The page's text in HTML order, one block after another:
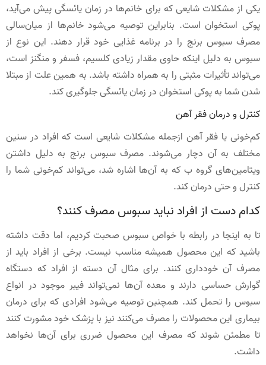
یکی از مشکلات شایعی که برای خانم‌ها در زمان یائسگی پیش می‌آید،
پوکی استخوان است. بنابراین توصیه می‌شود خانم‌ها از میان‌سالی
مصرف سبوس برنج را در برنامه غذایی خود قرار دهند. این نوع از
سبوس به دلیل اینکه حاوی مقدار زیادی کلسیم، فسفر و منگنز است،
می‌تواند تأثیرات مثبتی را به همراه داشته باشد. به همین علت از مبتلا
شدن شما به پوکی استخوان در زمان یائسگی جلوگیری کند.
کنترل و درمان فقر آهن
کم‌خونی یا فقر آهن ازجمله مشکلات شایعی است که افراد در سنین
مختلف به آن دچار می‌شوند. مصرف سبوس برنج به دلیل داشتن
ویتامین‌های گروه ب که به آن‌ها اشاره شد، می‌تواند کم‌خونی شما را
کنترل و حتی درمان کند.
کدام دست از افراد نباید سبوس مصرف کنند؟
تا به اینجا در رابطه‌ با خواص سبوس صحبت کردیم، اما دقت داشته
باشید که این محصول همیشه مناسب نیست. برخی از افراد باید از
مصرف آن خودداری کنند. برای مثال آن دسته از افراد که دستگاه
گوارش حساسی دارند و معده آن‌ها نمی‌تواند فیبر موجود در انواع
سبوس را تحمل کند. همچنین توصیه می‌شود افرادی که برای درمان
بیماری این محصولات را مصرف می‌کنند نیز با پزشک خود مشورت کنند
تا مطمئن شوند که مصرف این محصول ضرری برای آن‌ها نخواهد
داشت.